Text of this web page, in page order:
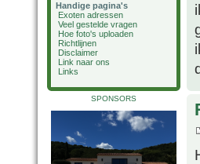
Handige pagina's
Exoten adressen
Veel gestelde vragen
Hoe foto's uploaden
Richtlijnen
Disclaimer
Link naar ons
Links
SPONSORS